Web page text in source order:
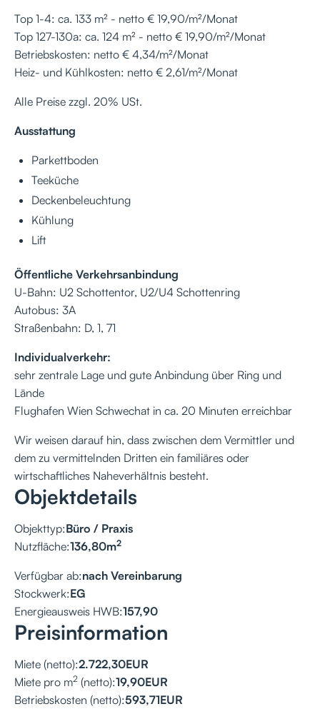
Top 1-4: ca. 133 m² - netto € 19,90/m²/Monat
Top 127-130a: ca. 124 m² - netto € 19,90/m²/Monat
Betriebskosten: netto € 4,34/m²/Monat
Heiz- und Kühlkosten: netto € 2,61/m²/Monat
Alle Preise zzgl. 20% USt.
Ausstattung
Parkettboden
Teeküche
Deckenbeleuchtung
Kühlung
Lift
Öffentliche Verkehrsanbindung
U-Bahn: U2 Schottentor, U2/U4 Schottenring
Autobus: 3A
Straßenbahn: D, 1, 71
Individualverkehr:
sehr zentrale Lage und gute Anbindung über Ring und
Lände
Flughafen Wien Schwechat in ca. 20 Minuten erreichbar
Wir weisen darauf hin, dass zwischen dem Vermittler und
dem zu vermittelnden Dritten ein familiäres oder
wirtschaftliches Naheverhältnis besteht.
Objektdetails
Objekttyp:Büro / Praxis
Nutzfläche:136,80m2
Verfügbar ab:nach Vereinbarung
Stockwerk:EG
Energieausweis HWB:157,90
Preisinformation
Miete (netto):2.722,30EUR
Miete pro m2 (netto):19,90EUR
Betriebskosten (netto):593,71EUR